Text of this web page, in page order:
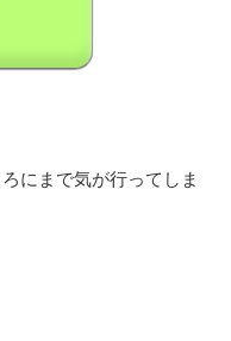
にまで気が行ってしま